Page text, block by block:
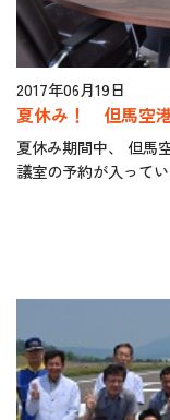
2017年06月19日
夏休み！ 但馬空
夏休み期間中、 但馬
議室の予約が入って